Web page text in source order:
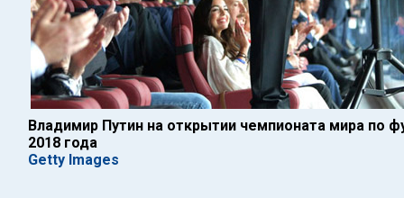
Владимир Путин на открытии чемпионата мира по
2018 года
Getty Images